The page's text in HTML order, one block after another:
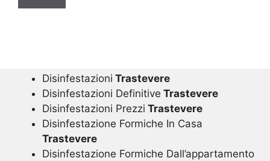
Disinfestazioni Trastevere
Disinfestazioni Definitive Trastevere
Disinfestazioni Prezzi Trastevere
Disinfestazione Formiche In Casa
Trastevere
Disinfestazione Formiche Dall’appartamento